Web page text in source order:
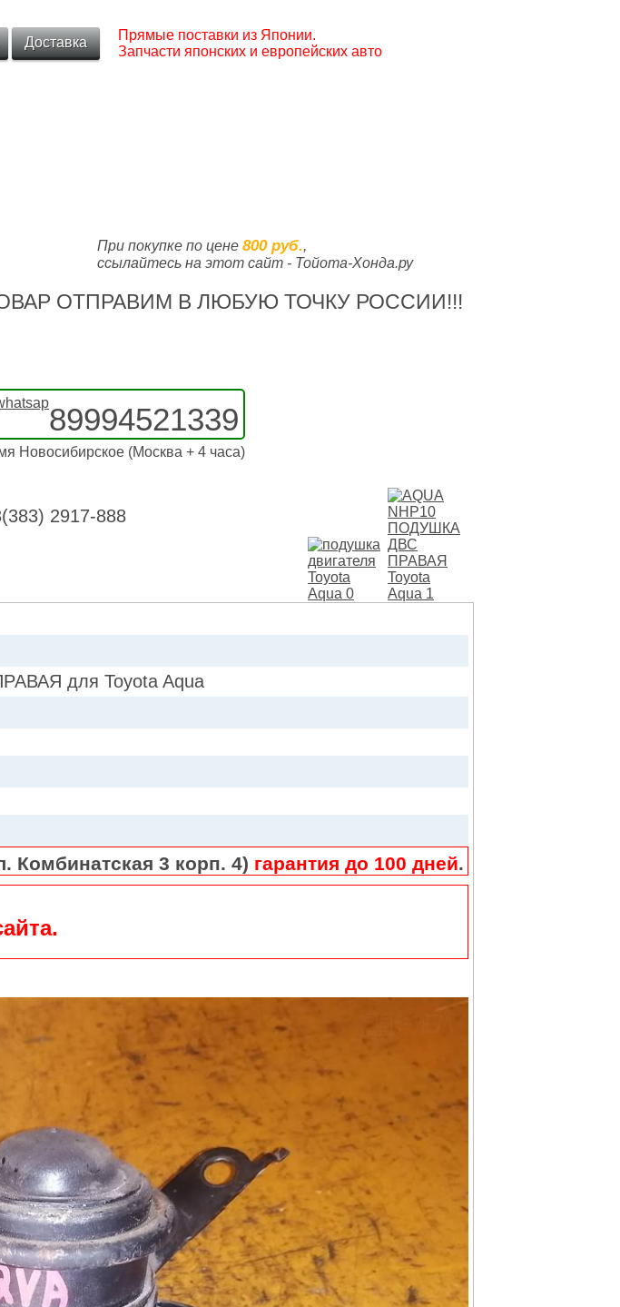
Доставка
Прямые поставки из Японии.
Запчасти японских и европейских авто
При покупке по цене 800 руб.,
ссылайтесь на этот сайт - Тойота-Хонда.ру
ОТПРАВИМ В ЛЮБУЮ ТОЧКУ РОССИИ!!!
89994521339
Новосибирское (Москва + 4 часа)
2917-888
для Toyota Aqua
Комбинатская 3 корп. 4) гарантия до 100 дней.